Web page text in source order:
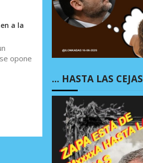
a la
opone
… HASTA LAS CEJAS